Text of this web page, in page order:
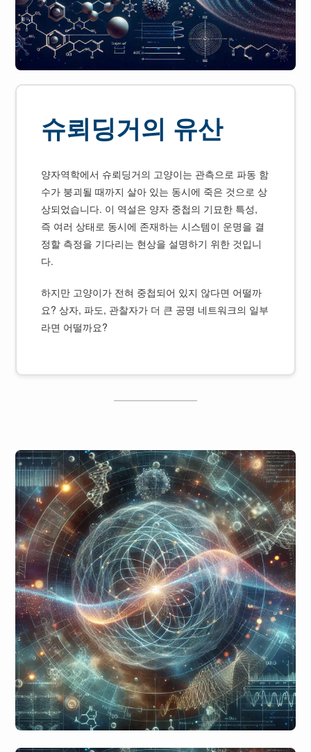
슈뢰딩거의 유산
양자역학에서 슈뢰딩거의 고양이는 관측으로 파동 함
수가 붕괴될 때까지 살아 있는 동시에 죽은 것으로 상
상되었습니다. 이 역설은 양자 중첩의 기묘한 특성,
즉 여러 상태로 동시에 존재하는 시스템이 운명을 결
정할 측정을 기다리는 현상을 설명하기 위한 것입니
다.
하지만 고양이가 전혀 중첩되어 있지 않다면 어떨까
요? 상자, 파도, 관찰자가 더 큰 공명 네트워크의 일부
라면 어떨까요?